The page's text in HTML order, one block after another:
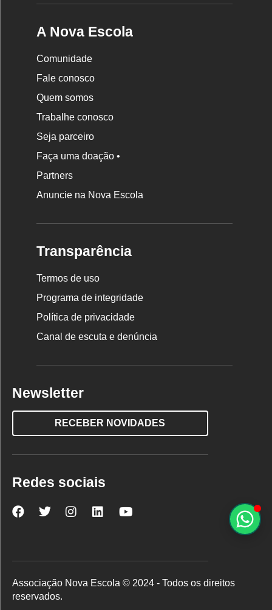
A Nova Escola
Comunidade
Fale conosco
Quem somos
Trabalhe conosco
Seja parceiro
Faça uma doação •
Partners
Anuncie na Nova Escola
Transparência
Termos de uso
Programa de integridade
Política de privacidade
Canal de escuta e denúncia
Newsletter
RECEBER NOVIDADES
Redes sociais
Nova
Facebook
Nova
Twitter
Nova
Instagram
Nova
LinkedInYouTube
Associação Nova Escola © 2024 - Todos os direitos
reservados.